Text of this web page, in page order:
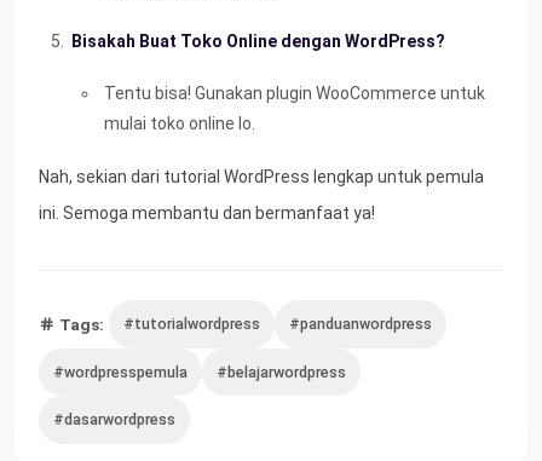
Bisakah Buat Toko Online dengan WordPress?
Tentu bisa! Gunakan plugin WooCommerce untuk
mulai toko online lo.
Nah, sekian dari tutorial WordPress lengkap untuk pemula
ini. Semoga membantu dan bermanfaat ya!
Tags: #tutorialwordpress #panduanwordpress
#wordpresspemula #belajarwordpress
#dasarwordpress